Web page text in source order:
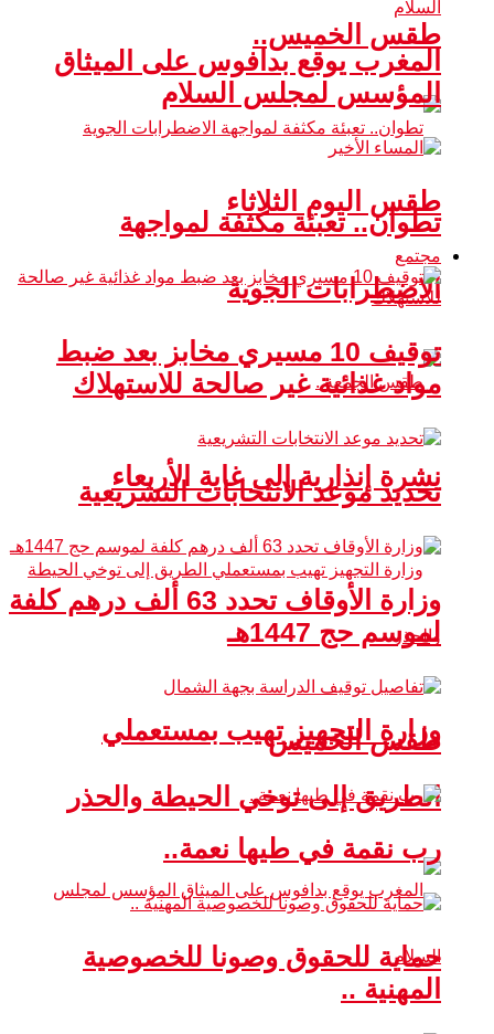
طقس الخميس..
تطوان.. تعبئة مكثفة لمواجهة
الاضطرابات الجوية
نشرة إنذارية إلى غاية الأربعاء
وزارة التجهيز تهيب بمستعملي
الطريق إلى توخي الحيطة والحذر
المغرب يوقع بدافوس على الميثاق
المؤسس لمجلس السلام
طقس اليوم الثلاثاء
مجتمع
توقيف 10 مسيري مخابز بعد ضبط
مواد غذائية غير صالحة للاستهلاك
تحديد موعد الانتخابات التشريعية
وزارة الأوقاف تحدد 63 ألف درهم كلفة
لموسم حج 1447هـ
طقس الخميس
رب نقمة في طيها نعمة..
حماية للحقوق وصونا للخصوصية
المهنية ..